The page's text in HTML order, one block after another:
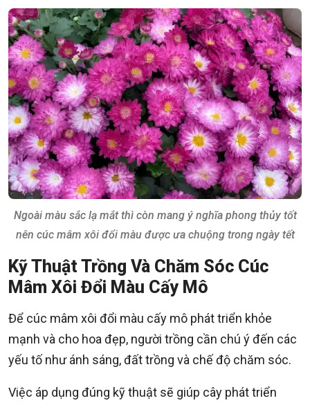
Ngoài màu sắc lạ mắt thì còn mang ý nghĩa phong thủy tốt
nên cúc mâm xôi đổi màu được ưa chuộng trong ngày tết
Kỹ Thuật Trồng Và Chăm Sóc Cúc
Mâm Xôi Đổi Màu Cấy Mô
Để cúc mâm xôi đổi màu cấy mô phát triển khỏe
mạnh và cho hoa đẹp, người trồng cần chú ý đến các
yếu tố như ánh sáng, đất trồng và chế độ chăm sóc.
Việc áp dụng đúng kỹ thuật sẽ giúp cây phát triển